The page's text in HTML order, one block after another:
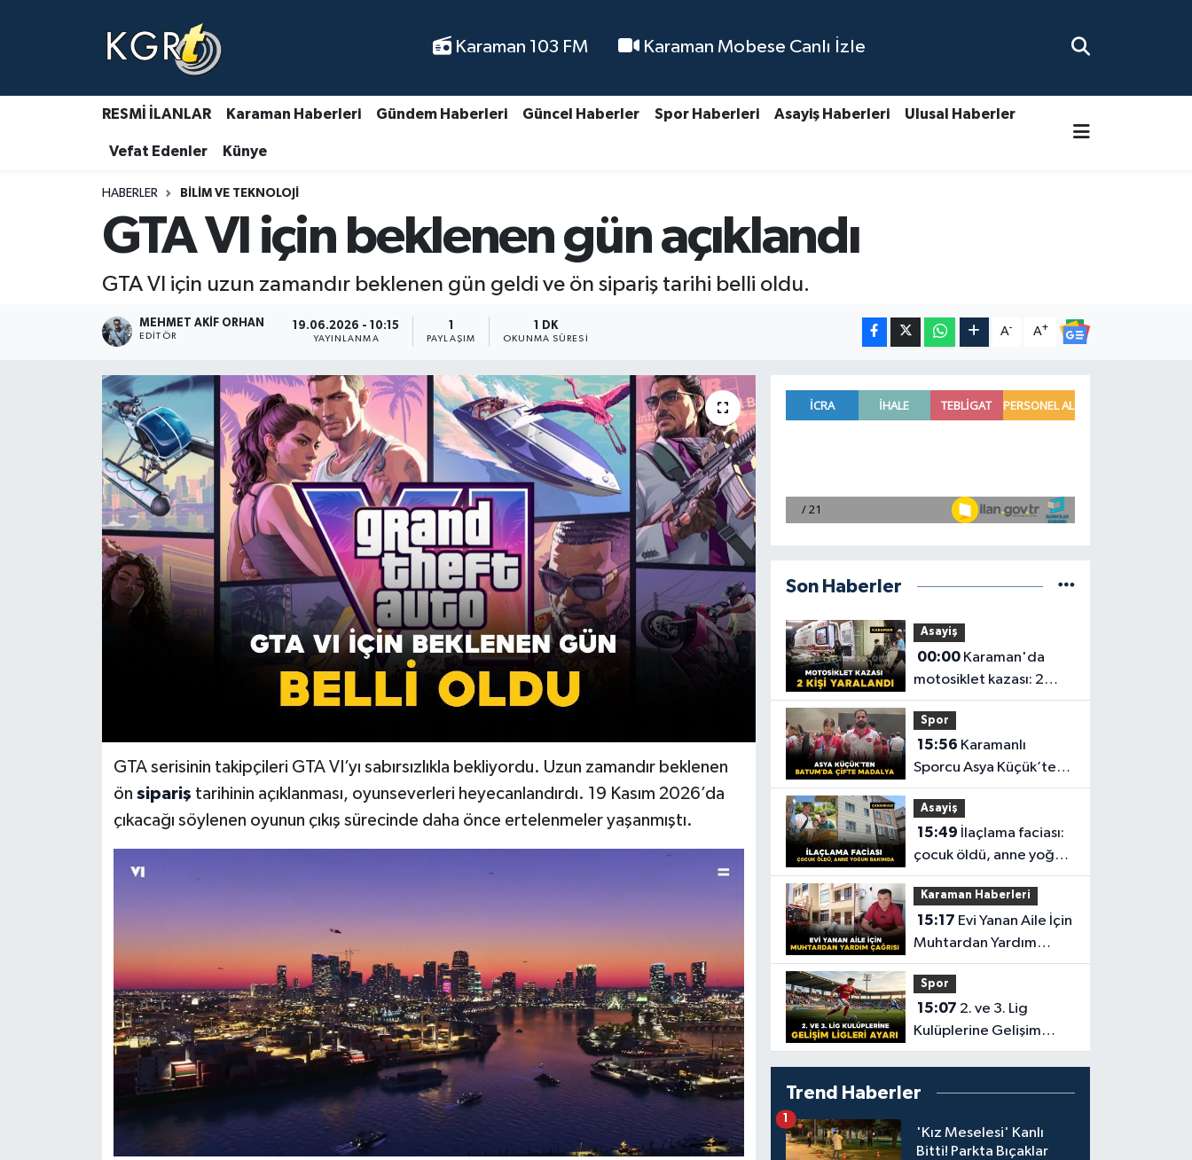
Karaman 103 FM Karaman Mobese Canlı İzle
RESMİ İLANLAR Karaman Haberleri Gündem Haberleri Güncel Haberler Spor Haberleri Asayiş Haberleri Ulusal Haberler
Vefat Edenler Künye
HABERLER BILIM VE TEKNOLOJI
GTA VI için beklenen gün açıklandı
GTA VI için uzun zamandır beklenen gün geldi ve ön sipariş tarihi belli oldu.
MEHMET AKIF ORHAN
EDITÖR
19.06.2026 - 10:15
YAYINLANMA
1
PAYLAŞIM
1 DK
OKUNMA SÜRESI
A- A+
GTA serisinin takipçileri GTA VI’yı sabırsızlıkla bekliyordu. Uzun zamandır beklenen
ön sipariş tarihinin açıklanması, oyunseverleri heyecanlandırdı. 19 Kasım 2026’da
çıkacağı söylenen oyunun çıkış sürecinde daha önce ertelenmeler yaşanmıştı.
Son Haberler
Asayiş
00:00Karaman'da
motosiklet kazası: 2
yaralı
Spor
15:56
Sporcu Asya Küçük’ten
Batum’da Çifte Madalya
Asayiş
15:49
çocuk öldü, anne yoğun
bakımda
Karaman Haberleri
15:17
Muhtardan Yardım
Çağrısı
Spor
15:07
Kulüplerine Gelişim
Ligleri Ayarı
Trend Haberler
'Kız Meselesi' Kanlı
Bitti! Parkta Bıçaklar
1
Karaman Haberleri
Gündem Haberleri
Güncel Haberler
Asayiş Haberleri
Ulusal Haberler
Vefat Edenler